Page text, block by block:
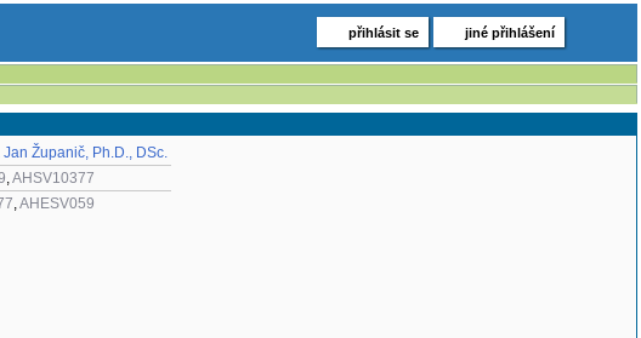
přihlásit se jiné přihlášení
Jan Županič, Ph.D., DSc.
,AHSV10377
,AHESV059